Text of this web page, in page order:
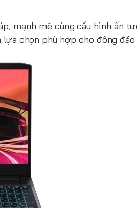
mạnh mẽ cùng cấu hình ấn
chọn phù hợp cho đông